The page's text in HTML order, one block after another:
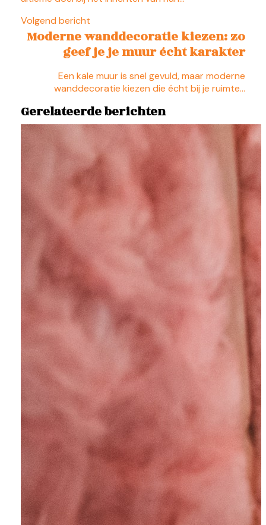
Volgend bericht
Moderne wanddecoratie kiezen: zo
geef je je muur écht karakter
Een kale muur is snel gevuld, maar moderne
wanddecoratie kiezen die écht bij je ruimte…
Gerelateerde berichten